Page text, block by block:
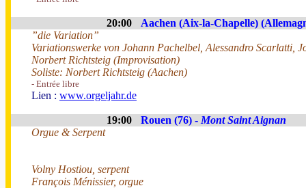
20:00
Aachen (Aix-la-Chapelle)
”die Variation”
Variationswerke von Johann Pachelbel, Alessandro Scarlatti,
Norbert Richtsteig (Improvisation)
Soliste: Norbert Richtsteig (Aachen)
- Entrée libre
Lien : www.orgeljahr.de
19:00 Rouen (76) - Mont Saint Aignan
Orgue & Serpent
Volny Hostiou, serpent
François Ménissier, orgue